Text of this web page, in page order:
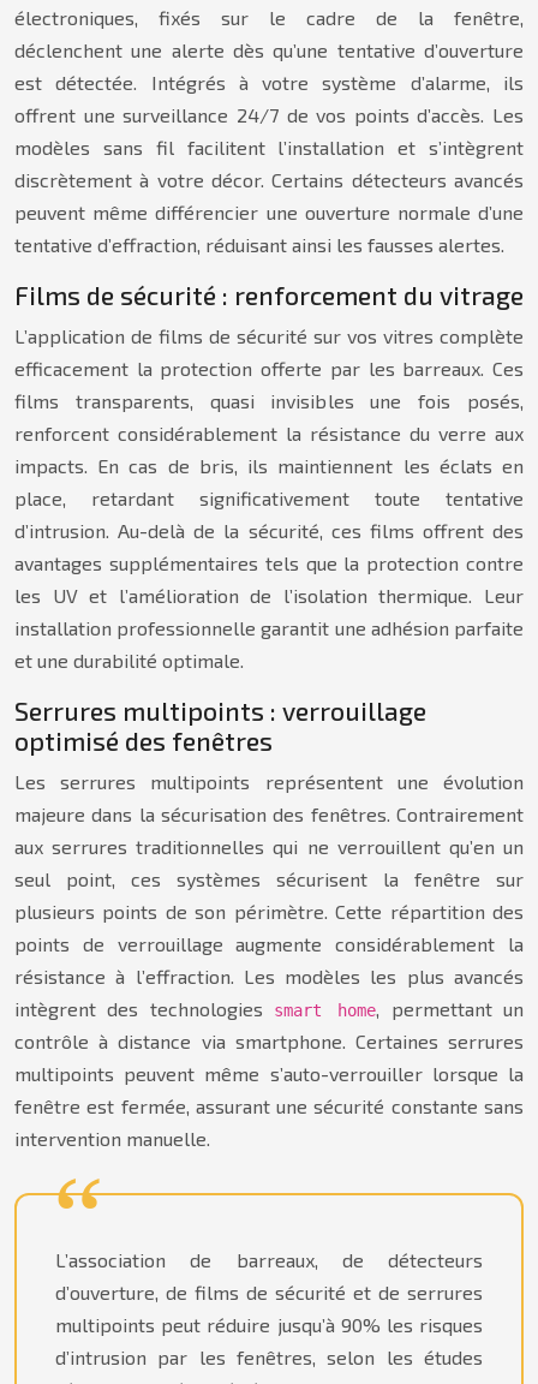
électroniques, fixés sur le cadre de la fenêtre,
déclenchent une alerte dès qu’une tentative d’ouverture
est détectée. Intégrés à votre système d’alarme, ils
offrent une surveillance 24/7 de vos points d’accès. Les
modèles sans fil facilitent l’installation et s’intègrent
discrètement à votre décor. Certains détecteurs avancés
peuvent même différencier une ouverture normale d’une
tentative d’effraction, réduisant ainsi les fausses alertes.
Films de sécurité : renforcement du vitrage
L’application de films de sécurité sur vos vitres complète
efficacement la protection offerte par les barreaux. Ces
films transparents, quasi invisibles une fois posés,
renforcent considérablement la résistance du verre aux
impacts. En cas de bris, ils maintiennent les éclats en
place, retardant significativement toute tentative
d’intrusion. Au-delà de la sécurité, ces films offrent des
avantages supplémentaires tels que la protection contre
les UV et l’amélioration de l’isolation thermique. Leur
installation professionnelle garantit une adhésion parfaite
et une durabilité optimale.
Serrures multipoints : verrouillage
optimisé des fenêtres
Les serrures multipoints représentent une évolution
majeure dans la sécurisation des fenêtres. Contrairement
aux serrures traditionnelles qui ne verrouillent qu’en un
seul point, ces systèmes sécurisent la fenêtre sur
plusieurs points de son périmètre. Cette répartition des
points de verrouillage augmente considérablement la
résistance à l’effraction. Les modèles les plus avancés
intègrent des technologies
smart home, permettant un
contrôle à distance via smartphone. Certaines serrures
multipoints peuvent même s’auto-verrouiller lorsque la
fenêtre est fermée, assurant une sécurité constante sans
intervention manuelle.
L’association de barreaux, de détecteurs
d’ouverture, de films de sécurité et de serrures
multipoints peut réduire jusqu’à 90% les risques
d’intrusion par les fenêtres, selon les études